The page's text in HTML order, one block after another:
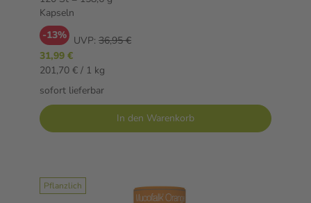
Kapseln
-13% UVP: 36,95 €
31,99 €
201,70 € / 1 kg
sofort lieferbar
In den Warenkorb
Pflanzlich